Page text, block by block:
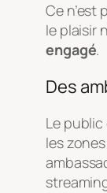
Ce n’est
le plaisir
engagé.
Des
Le
les